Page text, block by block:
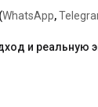
(WhatsApp,
и реальную